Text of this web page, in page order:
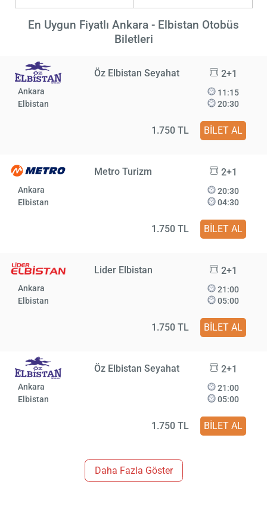
En Uygun Fiyatlı Ankara - Elbistan Otobüs
Biletleri
Öz Elbistan Seyahat 2+1
Ankara
Elbistan
11:15
20:30
1.750 TL BİLET AL
Metro Turizm 2+1
Ankara
Elbistan
20:30
04:30
1.750 TL BİLET AL
Lider Elbistan 2+1
Ankara
Elbistan
21:00
05:00
1.750 TL BİLET AL
Öz Elbistan Seyahat 2+1
Ankara
Elbistan
21:00
05:00
1.750 TL BİLET AL
Daha Fazla Göster